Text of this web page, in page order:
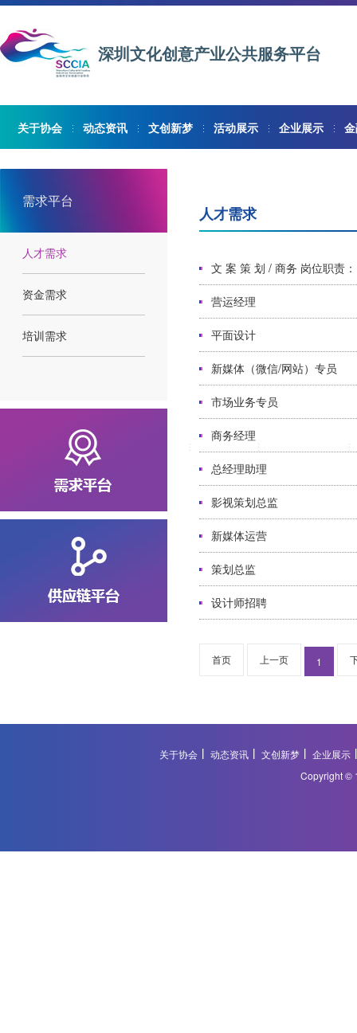
深圳文化创意产业公共服务平台
关于协会 动态资讯 文创新梦 活动展示 企业展示
需求平台
人才需求
资金需求
培训需求
人才需求
文 案 策 划 / 商务 岗位职责
营运经理
平面设计
新媒体（微信/网站）专员
市场业务专员
商务经理
总经理助理
影视策划总监
新媒体运营
策划总监
设计师招聘
首页 上一页 1
关于协会 动态资讯 文创新梦
企业展示
Copyright ©